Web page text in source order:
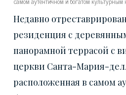
Недавно
резиденция с
панорамной террасой с
церкви Санта-Мария-
расположенная в самом